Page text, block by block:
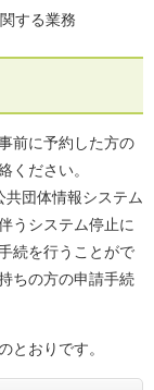
する業務
前に予約した方の
ください。
団体情報システム
うシステム停止に
続を行うことがで
ちの方の申請手続
とおりです。​